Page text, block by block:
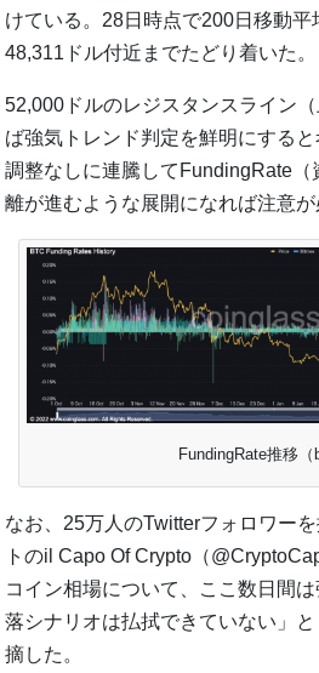
けている。28日時点で200日移動
48,311ドル付近までたどり着いた。
52,000ドルのレジスタンスライン
ば強気トレンド判定を鮮明にする
調整なしに連騰してFundingRate
離が進むような展開になれば注意が
FundingRate推移（
なお、25万人のTwitterフォロワー
トのil Capo Of Crypto（
コイン相場について、ここ数日間
落シナリオは払拭できていない」
摘した。